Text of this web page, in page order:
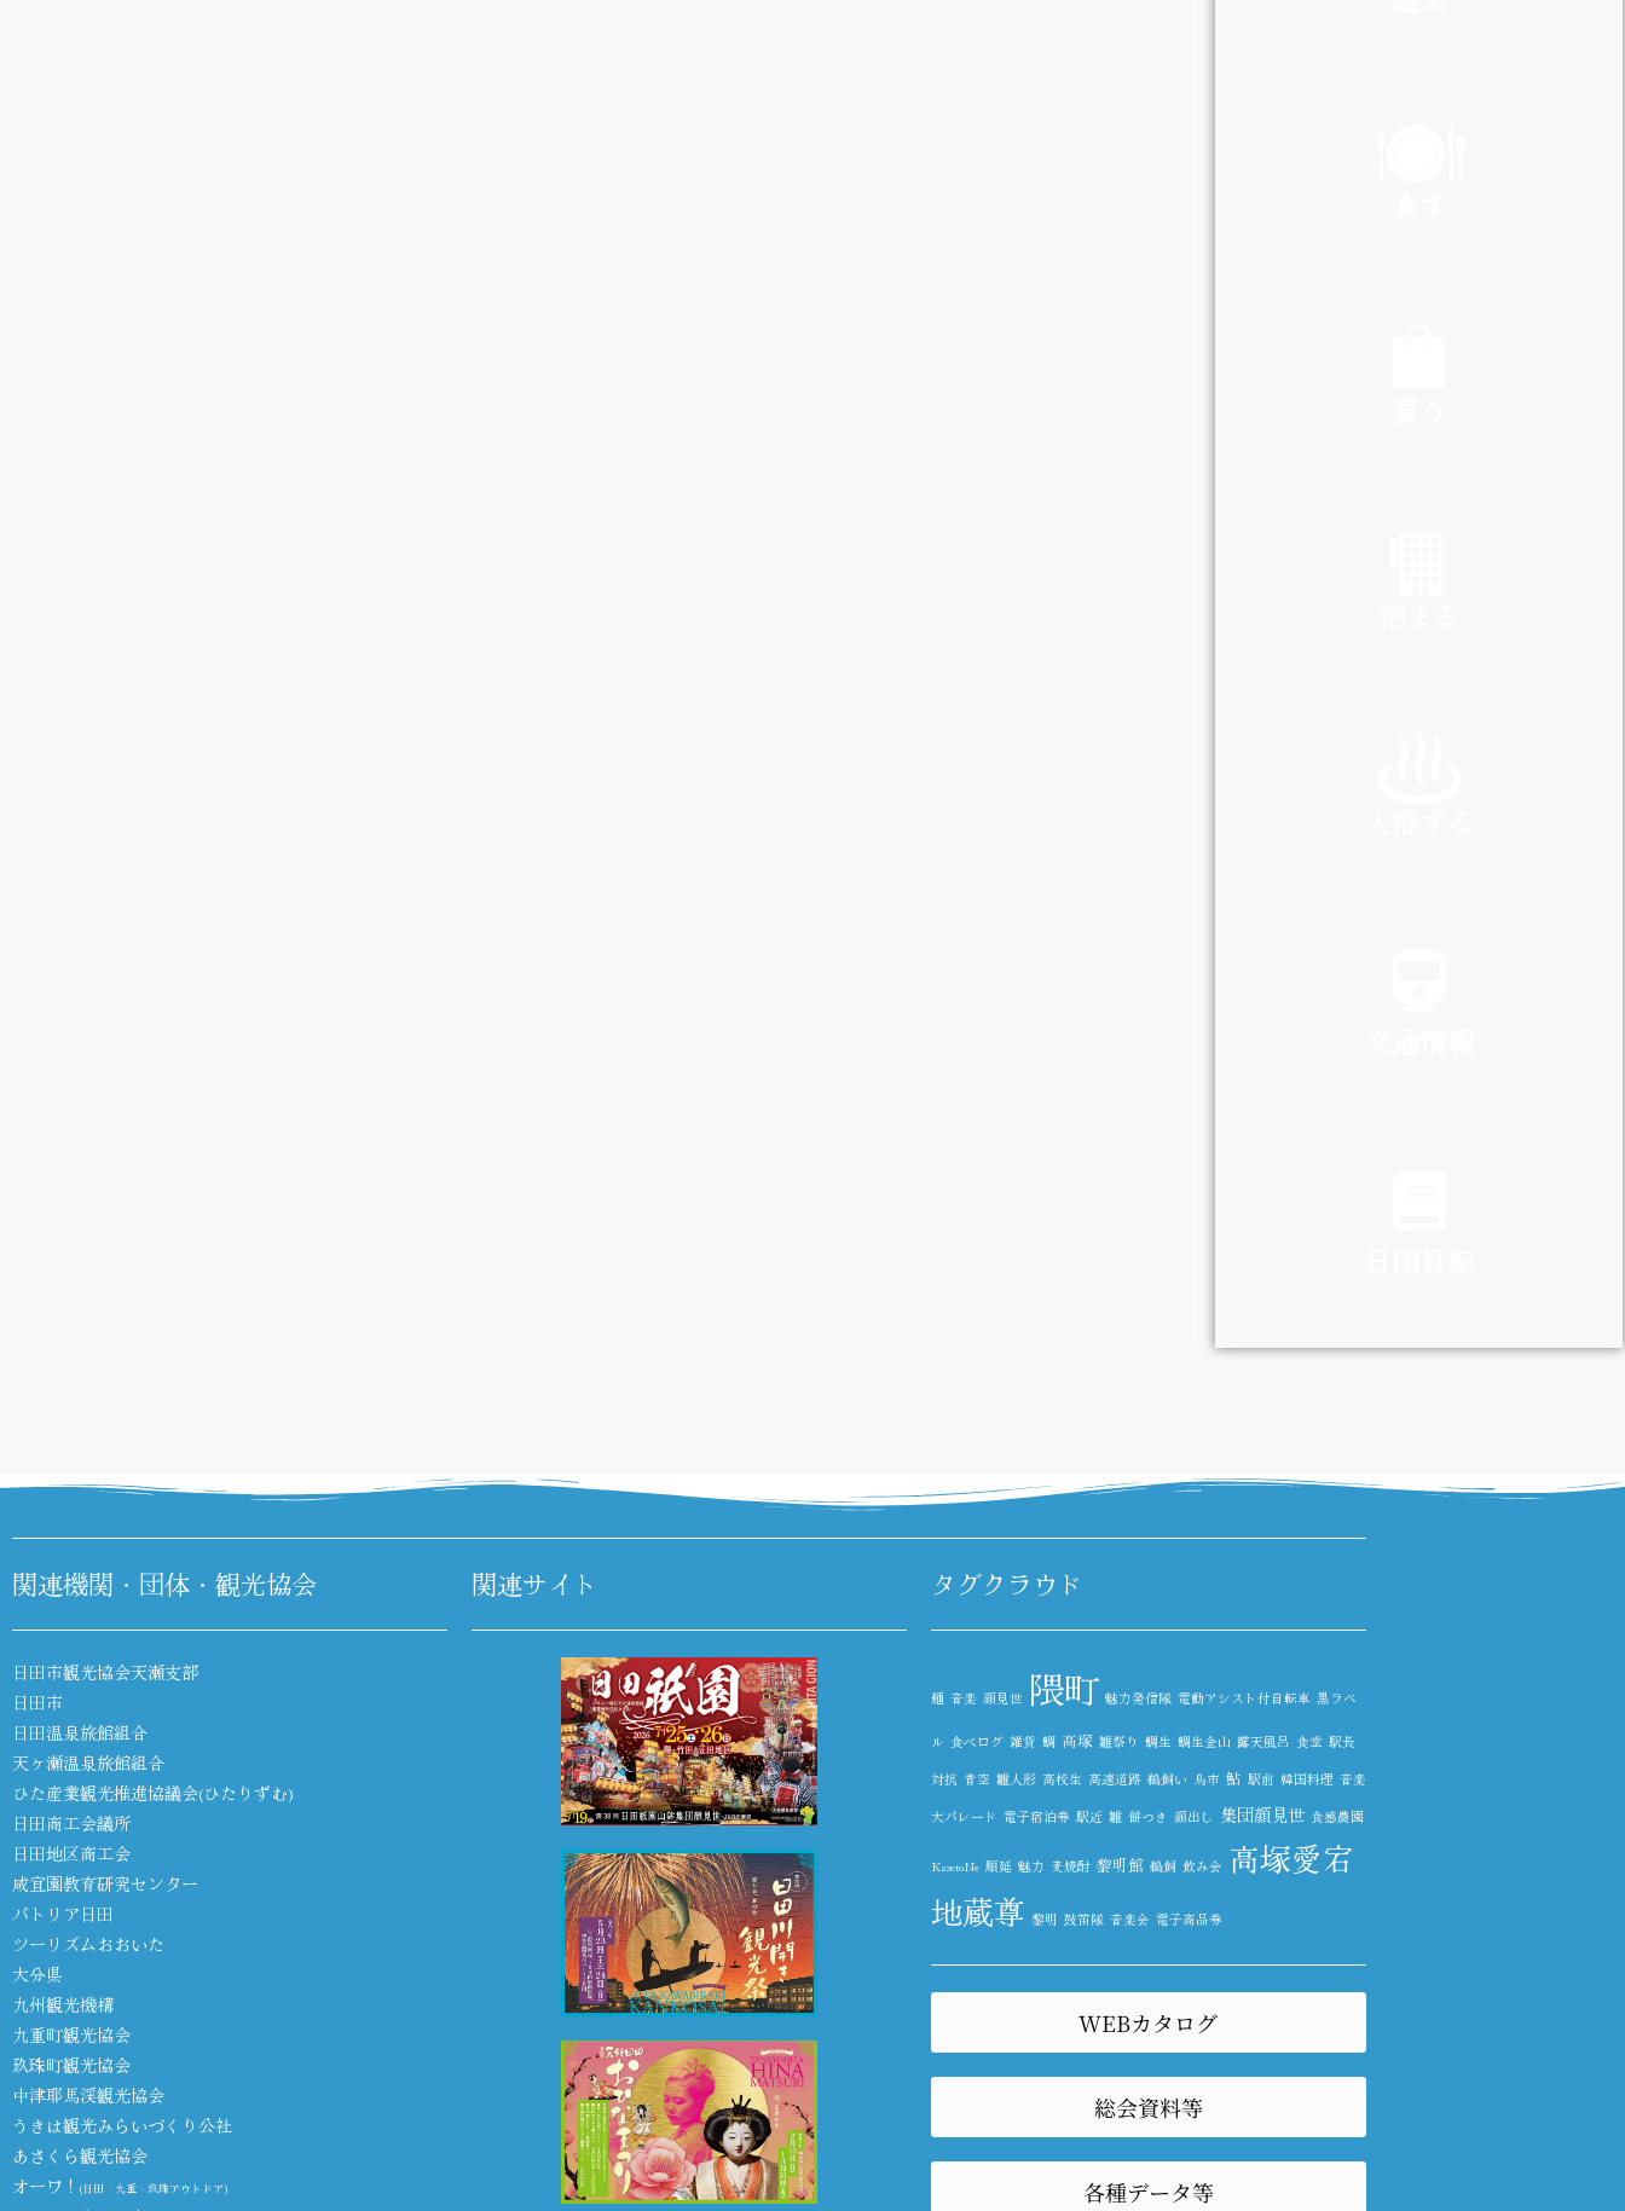
DIARY
関連機関・団体・観光協会
日田市観光協会天瀬支部
日田市
日田温泉旅館組合
天ヶ瀬温泉旅館組合
ひた産業観光推進協議会(ひたりずむ)
日田商工会議所
日田地区商工会
咸宜園教育研究センター
パトリア日田
ツーリズムおおいた
大分県
九州観光機構
九重町観光協会
玖珠町観光協会
中津耶馬渓観光協会
うきは観光みらいづくり公社
あさくら観光協会
オーワ！ (日田・九重・玖珠アウトドア)
関連サイト タグクラウド
麺 音楽 顔見世 隈町 魅力発信隊 電動アシスト付自転車 黒ラベ
ル 食べログ 雑貨 鯛 高塚 雛祭り 鯛生 鯛生金山 露天風呂 食堂 駅長
対抗 青空 雛人形 高校生 高速道路 鵜飼い 鳥市 鮎 駅前 韓国料理 音楽
大パレード 電子宿泊券 駅近 雛 餅つき 顔出し 集団顔見世 食感農園
KazetoNe 順延 魅力 麦焼酎 黎明館 鵜飼 飲み会 高塚愛宕
地蔵尊 黎明 鼓笛隊 音楽会 電子商品券
WEBカタログ
総会資料等
各種データ等